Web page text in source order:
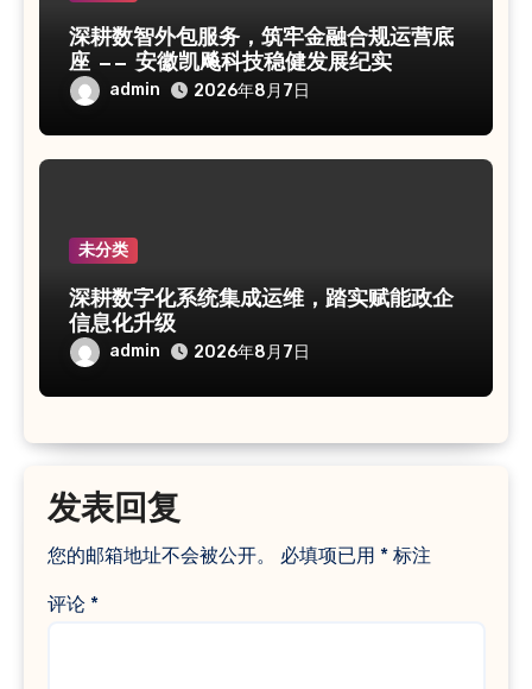
深耕数智外包服务，筑牢金融合规运营底
座 —— 安徽凯飚科技稳健发展纪实
admin 2026年8月7日
未分类
深耕数字化系统集成运维，踏实赋能政企
信息化升级
admin 2026年8月7日
发表回复
您的邮箱地址不会被公开。 必填项已用 *标注
评论 *